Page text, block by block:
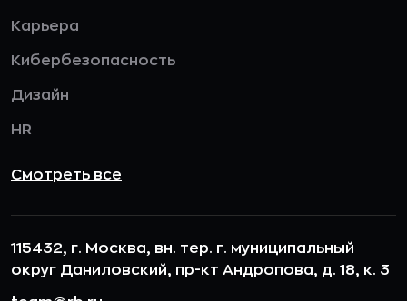
Карьера
Кибербезопасность
Дизайн
HR
Смотреть все
115432, г. Москва, вн. тер. г. муниципальный
округ Даниловский, пр-кт Андропова, д. 18, к. 3